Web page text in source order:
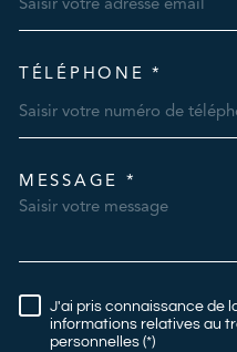
TÉLÉPHONE *
MESSAGE *
J'ai pris connaissance de
informations relatives au
personnelles (*)